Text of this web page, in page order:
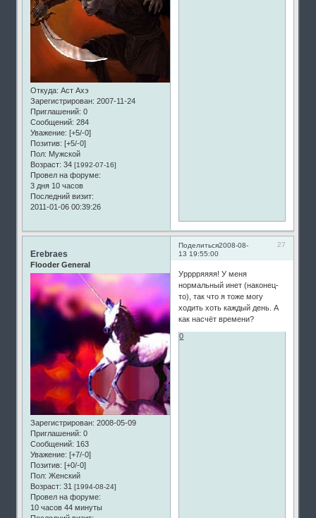
Откуда: Аст Ахэ
Зарегистрирован: 2007-11-24
Приглашений: 0
Сообщений: 284
Уважение: [+5/-0]
Позитив: [+5/-0]
Пол: Мужской
Возраст: 34[1992-07-16]
Провел на форуме:
3 дня 10 часов
Последний визит:
2011-01-06 00:39:26
Поделиться 27
2008-08-
13 19:55:00
Erebraes
Flooder General
Зарегистрирован: 2008-05-09
Приглашений: 0
Сообщений: 163
Уважение: [+7/-0]
Позитив: [+0/-0]
Пол: Женский
Возраст: 31[1994-08-24]
Провел на форуме:
10 часов 44 минуты
Урррряяяя! У меня
нормальный инет (наконец-
то), так что я тоже могу
ходить хоть каждый день. А
как насчёт времени?
0